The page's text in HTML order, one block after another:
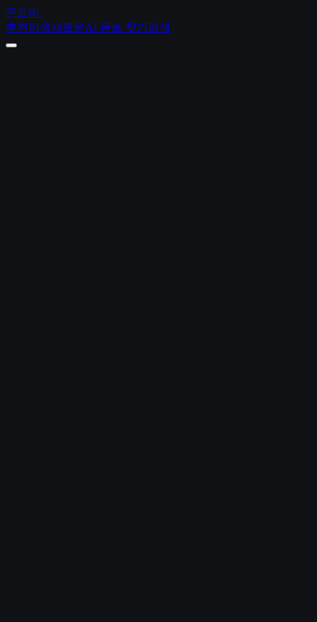
폰트비 .
추천 이색새로운AI 폰트 찾기 검색